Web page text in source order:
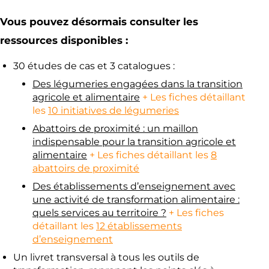
Vous pouvez désormais consulter les
ressources disponibles :
30 études de cas et 3 catalogues :
Des légumeries engagées dans la transition
agricole et alimentaire + Les fiches détaillant
les 10 initiatives de légumeries
Abattoirs de proximité : un maillon
indispensable pour la transition agricole et
alimentaire + Les fiches détaillant les 8
abattoirs de proximité
Des établissements d’enseignement avec
une activité de transformation alimentaire :
quels services au territoire ? + Les fiches
détaillant les 12 établissements
d’enseignement
Un livret transversal à tous les outils de